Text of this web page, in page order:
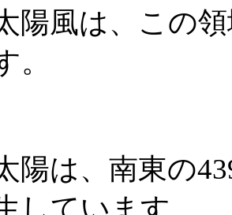
陽風は、この
。
陽は、南東の
しています。